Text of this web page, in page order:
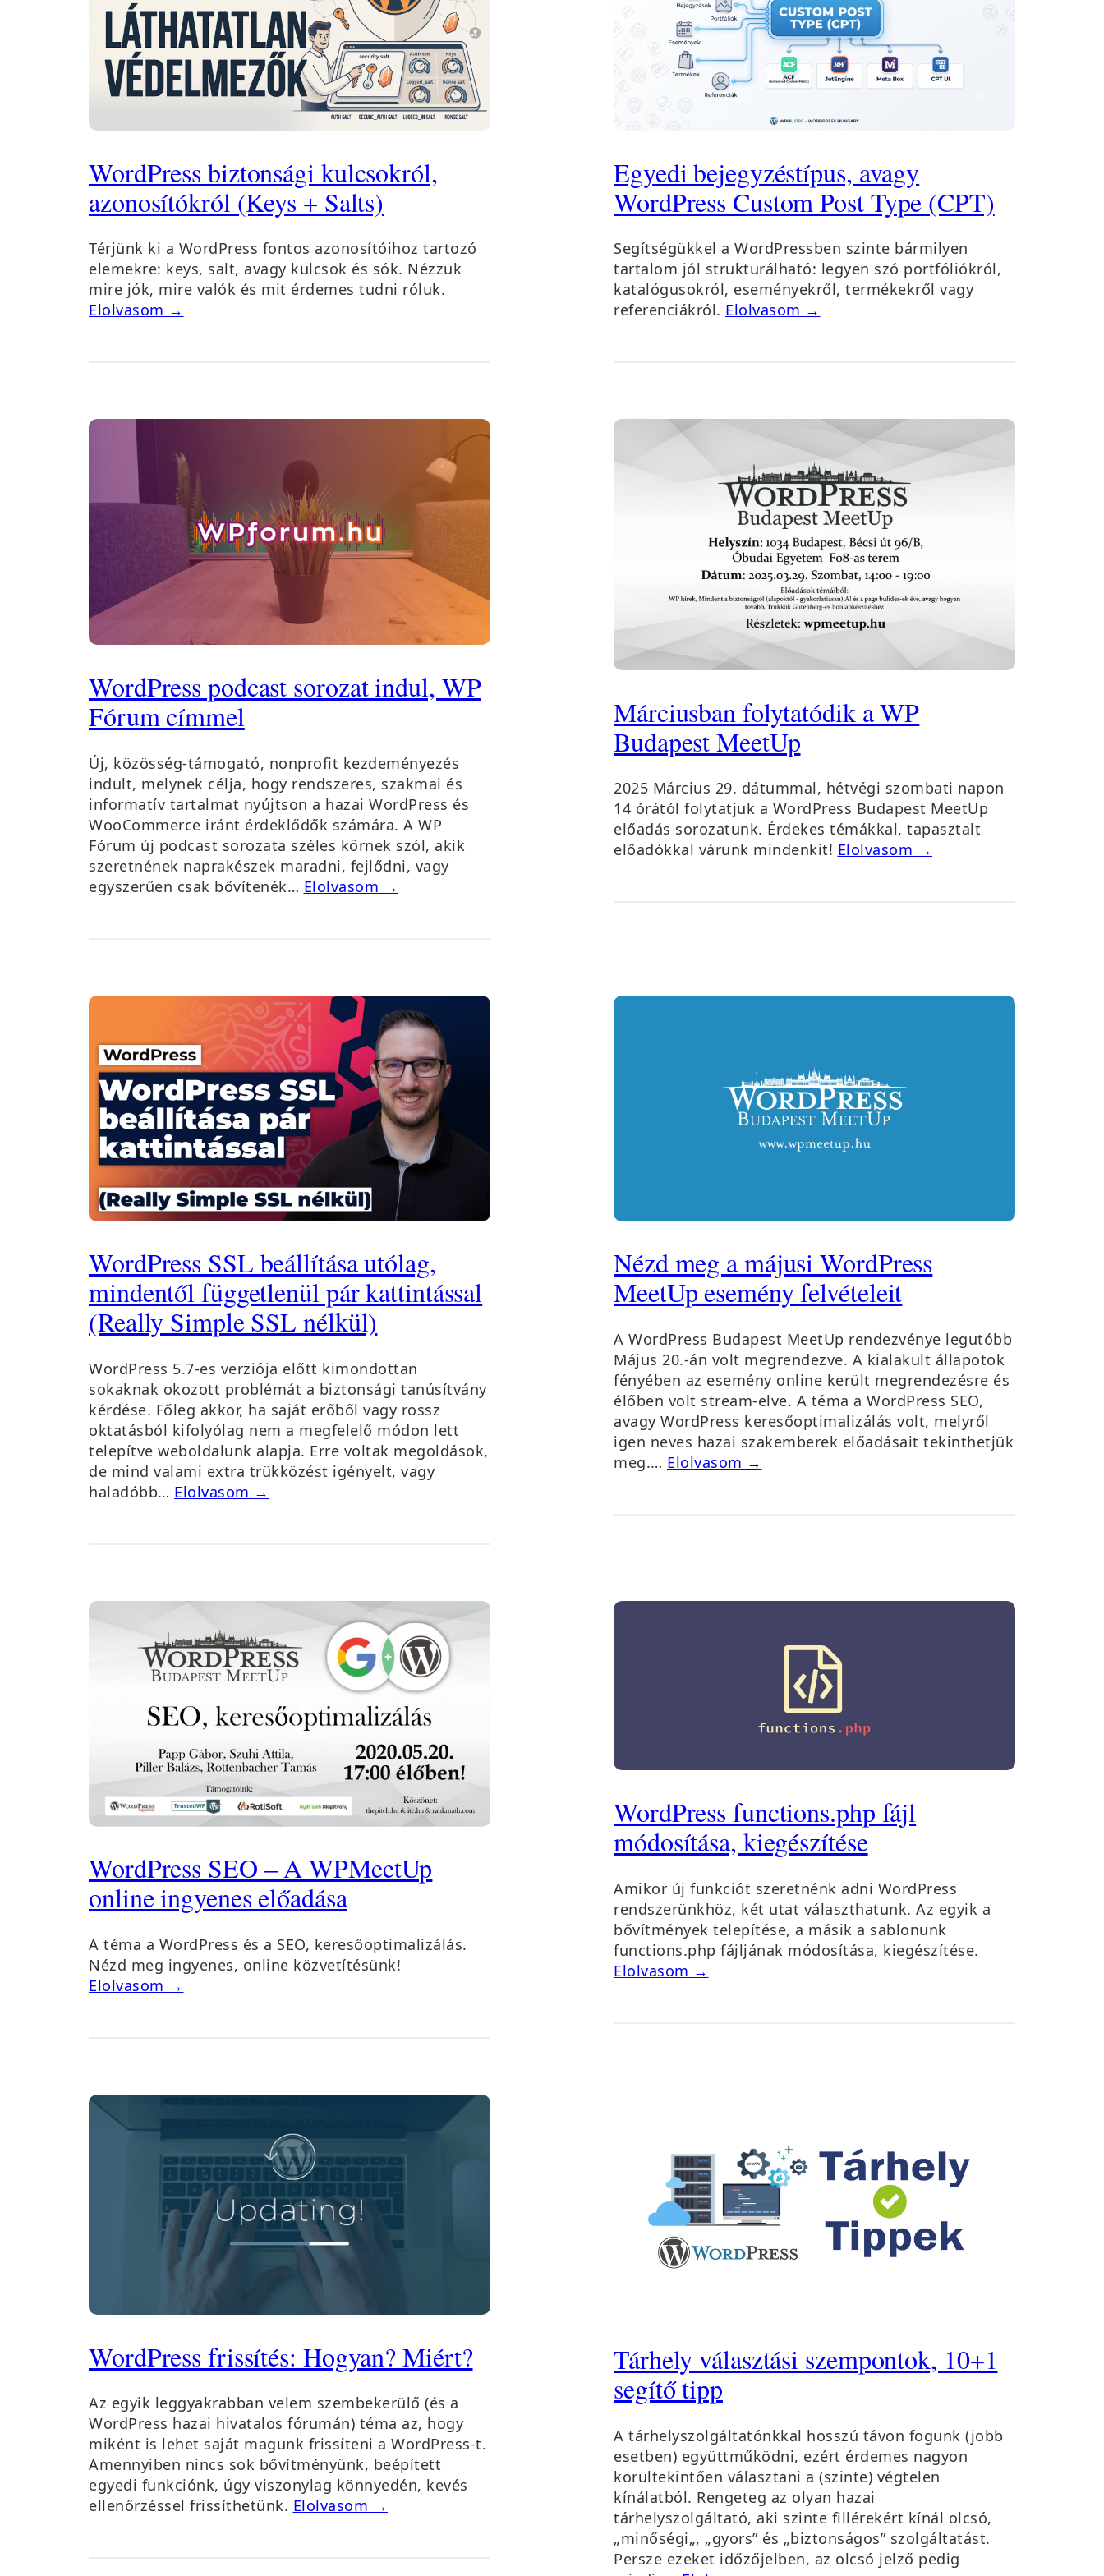
WordPress biztonsági kulcsokról,
azonosítókról (Keys + Salts)
Térjünk ki a WordPress fontos azonosítóihoz tartozó
elemekre: keys, salt, avagy kulcsok és sók. Nézzük
mire jók, mire valók és mit érdemes tudni róluk.
Elolvasom →
Egyedi bejegyzéstípus, avagy
WordPress Custom Post Type (CPT)
Segítségükkel a WordPressben szinte bármilyen
tartalom jól strukturálható: legyen szó portfóliókról,
katalógusokról, eseményekről, termékekről vagy
referenciákról. Elolvasom →
WordPress podcast sorozat indul, WP
Fórum címmel
Új, közösség-támogató, nonprofit kezdeményezés
indult, melynek célja, hogy rendszeres, szakmai és
informatív tartalmat nyújtson a hazai WordPress és
WooCommerce iránt érdeklődők számára. A WP
Fórum új podcast sorozata széles körnek szól, akik
szeretnének naprakészek maradni, fejlődni, vagy
egyszerűen csak bővítenék… Elolvasom →
Márciusban folytatódik a WP
Budapest MeetUp
2025 Március 29. dátummal, hétvégi szombati napon
14 órától folytatjuk a WordPress Budapest MeetUp
előadás sorozatunk. Érdekes témákkal, tapasztalt
előadókkal várunk mindenkit! Elolvasom →
WordPress SSL beállítása utólag,
mindentől függetlenül pár kattintással
(Really Simple SSL nélkül)
WordPress 5.7-es verziója előtt kimondottan
sokaknak okozott problémát a biztonsági tanúsítvány
kérdése. Főleg akkor, ha saját erőből vagy rossz
oktatásból kifolyólag nem a megfelelő módon lett
telepítve weboldalunk alapja. Erre voltak megoldások,
de mind valami extra trükközést igényelt, vagy
haladóbb… Elolvasom →
Nézd meg a májusi WordPress
MeetUp esemény felvételeit
A WordPress Budapest MeetUp rendezvénye legutóbb
Május 20.-án volt megrendezve. A kialakult állapotok
fényében az esemény online került megrendezésre és
élőben volt stream-elve. A téma a WordPress SEO,
avagy WordPress keresőoptimalizálás volt, melyről
igen neves hazai szakemberek előadásait tekinthetjük
meg.… Elolvasom →
WordPress SEO – A WPMeetUp
online ingyenes előadása
A téma a WordPress és a SEO, keresőoptimalizálás.
Nézd meg ingyenes, online közvetítésünk!
Elolvasom →
WordPress functions.php fájl
módosítása, kiegészítése
Amikor új funkciót szeretnénk adni WordPress
rendszerünkhöz, két utat választhatunk. Az egyik a
bővítmények telepítése, a másik a sablonunk
functions.php fájljának módosítása, kiegészítése.
Elolvasom →
WordPress frissítés: Hogyan? Miért?
Az egyik leggyakrabban velem szembekerülő (és a
WordPress hazai hivatalos fórumán) téma az, hogy
miként is lehet saját magunk frissíteni a WordPress-t.
Amennyiben nincs sok bővítményünk, beépített
egyedi funkciónk, úgy viszonylag könnyedén, kevés
ellenőrzéssel frissíthetünk. Elolvasom →
Tárhely választási szempontok, 10+1
segítő tipp
A tárhelyszolgáltatónkkal hosszú távon fogunk (jobb
esetben) együttműködni, ezért érdemes nagyon
körültekintően választani a (szinte) végtelen
kínálatból. Rengeteg az olyan hazai
tárhelyszolgáltató, aki szinte fillérekért kínál olcsó,
„minőségi„, „gyors” és „biztonságos” szolgáltatást.
Persze ezeket időzőjelben, az olcsó jelző pedig